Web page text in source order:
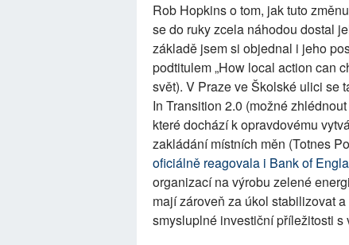
Rob Hopkins o tom, jak tuto
se do ruky zcela náhodou dostal
základě jsem si objednal i jeho
podtitulem „How local action can
svět). V Praze ve Školské ulici se
In Transition 2.0 (možné
které dochází k opravdovému
zakládání místních měn (Totnes
oficiálně reagovala i Bank of
organizací na výrobu zelené
mají zároveň za úkol stabilizovat
smysluplné investiční příležitosti s